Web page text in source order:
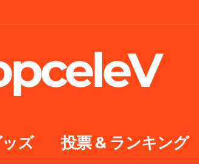
ズ 投票 & ランキング